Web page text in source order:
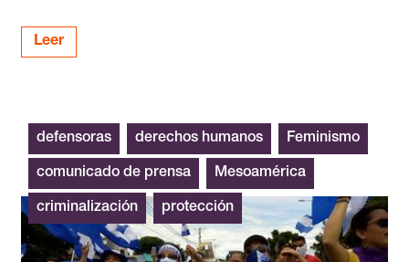
Leer
Nicaragua
defensoras derechos humanos Feminismo
comunicado de prensa Mesoamérica
criminalización protección